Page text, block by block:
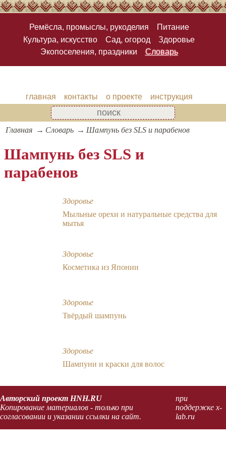
Ремёсла, промыслы, рукоделия
Питание
Культура, искусство
Сад, огород
Здоровье
Экопоселения, праздники
Словарь
главная контакты о проекте инструкция
Главная Словарь Шампунь без SLS и парабенов
Шампунь без SLS и
парабенов
Здоровье
Мыльные орехи и натуральные средства для
мытья
Здоровье
Косметика из Японии
Здоровье
Твёрдый шампунь
Здоровье
Шампуни и краски для волос
Авторский проект HNH.RU
Копирование материалов - только при
согласовании и указании ссылки на сайт.
при
поддержке x-
lab.ru